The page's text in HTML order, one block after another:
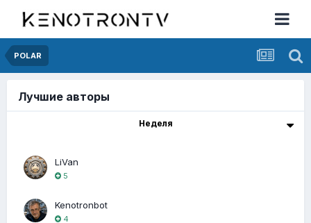
POLAR
Лучшие авторы
Неделя
LiVan
5
Kenotronbot
4